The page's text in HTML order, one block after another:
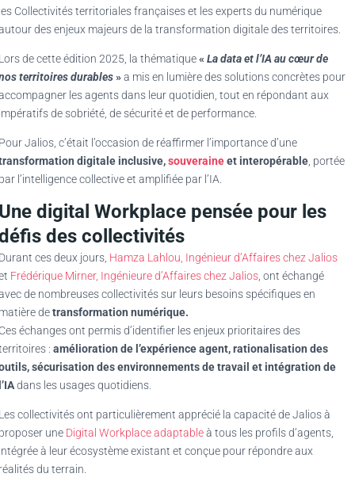
Collectivités territoriales françaises et les experts du numérique
des enjeux majeurs de la transformation digitale des territoires.
de cette édition 2025, la thématique« La data et l’IA au cœur de
territoires durables»a mis en lumière des solutions concrètes pour
les agents dans leur quotidien, tout en répondant aux
de sobriété, de sécurité et de performance.
Jalios, c’était l’occasion de réaffirmer l’importance d’une
digitale inclusive,souveraineet interopérable , portée
l’intelligence collective et amplifiée par l’IA.
digital Workplace pensée pour les
des collectivités
ces deux jours, Hamza Lahlou, Ingénieur d’Affaires chez Jalios
Frédérique Mirner, Ingénieure d’Affaires chez Jalios , ont échangé
de nombreuses collectivités sur leurs besoins spécifiques en
detransformation numérique.
échanges ont permis d’identifier les enjeux prioritaires des
: amélioration de l’expérience agent, rationalisation des
sécurisation des environnements de travail et intégration de
dans les usages quotidiens.
collectivités ont particulièrement apprécié la capacité de Jalios à
une Digital Workplace adaptableà tous les profils d’agents,
à leur écosystème existant et conçue pour répondre aux
du terrain.